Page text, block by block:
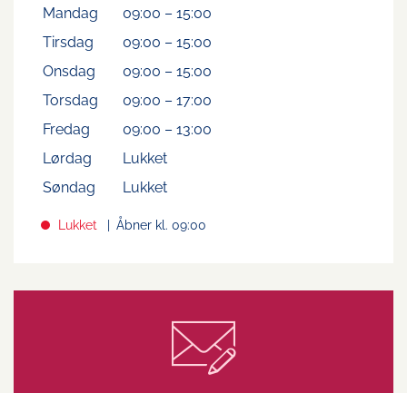
Mandag 09:00 – 15:00
Tirsdag
09:00 – 15:00
Onsdag
09:00 – 15:00
Torsdag
09:00 – 17:00
Fredag
09:00 – 13:00
Lørdag
Lukket
Søndag
Lukket
Lukket Åbner kl. 09:00